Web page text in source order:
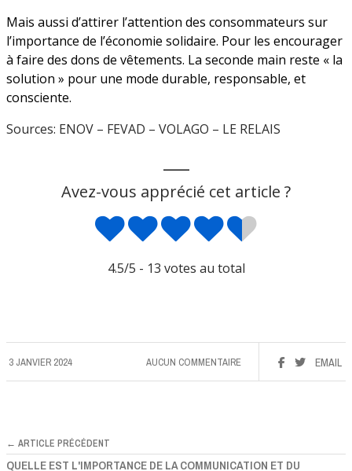
Mais aussi d’attirer l’attention des consommateurs sur
l’importance de l’économie solidaire. Pour les encourager
à faire des dons de vêtements. La seconde main reste « la
solution » pour une mode durable, responsable, et
consciente.
Sources: ENOV – FEVAD – VOLAGO – LE RELAIS
Avez-vous apprécié cet article ?
4.5/5 - 13 votes au total
3 JANVIER 2024 EMAIL
AUCUN COMMENTAIRE
← ARTICLE PRÉCÉDENT
QUELLE EST L'IMPORTANCE DE LA COMMUNICATION ET DU